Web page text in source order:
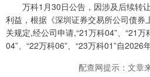
万科1月30日公告，因涉及后续转
利益，根据《深圳证券交易所公司债券
关规定,经公司申请,“21万科04”、“21万
04”、“22万科06”、“23万科01”自2026
配查网提示：文章